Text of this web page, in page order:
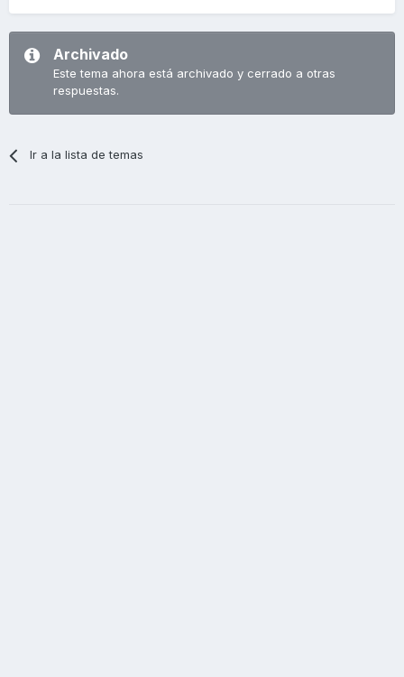
Archivado
Este tema ahora está archivado y cerrado a otras
respuestas.
Ir a la lista de temas